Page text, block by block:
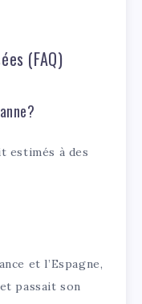
(FAQ)
estimés à des
et l’Espagne,
passait son